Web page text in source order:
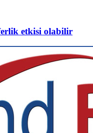
etkisi olabilir